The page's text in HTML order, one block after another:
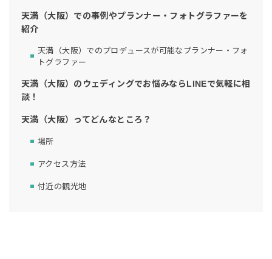
天満（大阪）での事例やプランナー・フォトグラファーを
紹介
天満（大阪）でのプロデュースが可能なプランナー・フォ
トグラファー
天満（大阪）のウェディングでお悩みならLINEで気軽に相
談！
天満（大阪）ってどんなところ？
場所
アクセス方法
付近の観光地